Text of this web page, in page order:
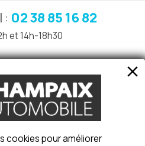
: 02 38 85 16 82
et 14h-18h30
cookies pour améliorer